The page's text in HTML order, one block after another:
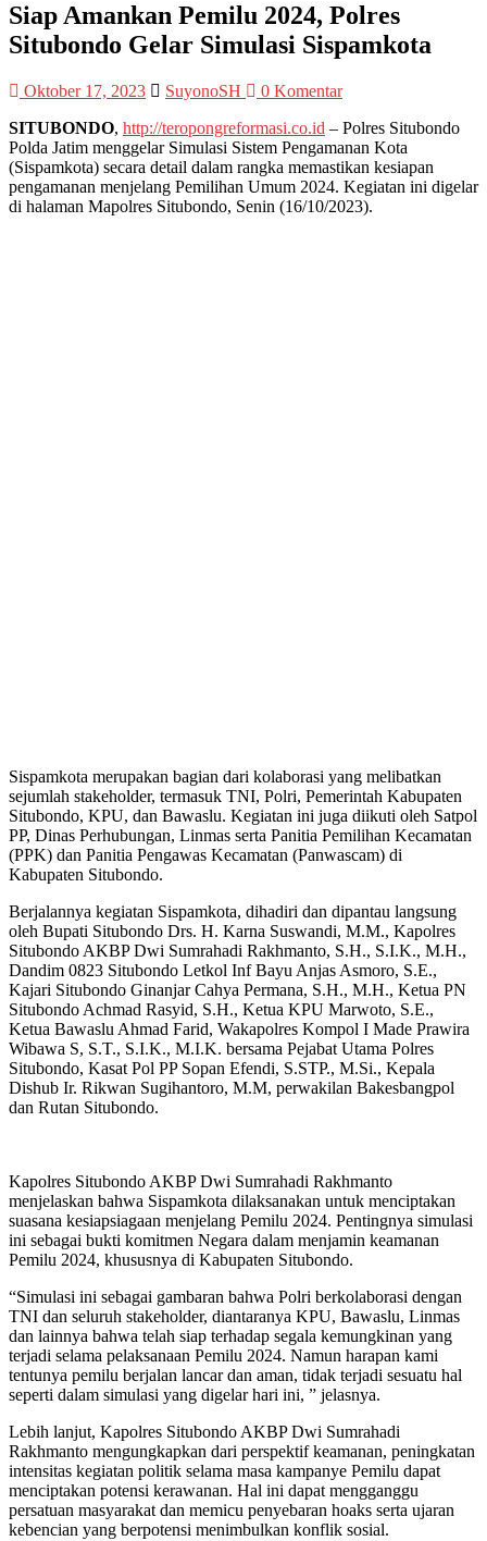
Siap Amankan Pemilu 2024, Polres
Situbondo Gelar Simulasi Sispamkota
Oktober 17, 2023 SuyonoSH
0 Komentar
SITUBONDO, http://teropongreformasi.co.id – Polres Situbondo
Polda Jatim menggelar Simulasi Sistem Pengamanan Kota
(Sispamkota) secara detail dalam rangka memastikan kesiapan
pengamanan menjelang Pemilihan Umum 2024. Kegiatan ini digelar
di halaman Mapolres Situbondo, Senin (16/10/2023).
Sispamkota merupakan bagian dari kolaborasi yang melibatkan
sejumlah stakeholder, termasuk TNI, Polri, Pemerintah Kabupaten
Situbondo, KPU, dan Bawaslu. Kegiatan ini juga diikuti oleh Satpol
PP, Dinas Perhubungan, Linmas serta Panitia Pemilihan Kecamatan
(PPK) dan Panitia Pengawas Kecamatan (Panwascam) di
Kabupaten Situbondo.
Berjalannya kegiatan Sispamkota, dihadiri dan dipantau langsung
oleh Bupati Situbondo Drs. H. Karna Suswandi, M.M., Kapolres
Situbondo AKBP Dwi Sumrahadi Rakhmanto, S.H., S.I.K., M.H.,
Dandim 0823 Situbondo Letkol Inf Bayu Anjas Asmoro, S.E.,
Kajari Situbondo Ginanjar Cahya Permana, S.H., M.H., Ketua PN
Situbondo Achmad Rasyid, S.H., Ketua KPU Marwoto, S.E.,
Ketua Bawaslu Ahmad Farid, Wakapolres Kompol I Made Prawira
Wibawa S, S.T., S.I.K., M.I.K. bersama Pejabat Utama Polres
Situbondo, Kasat Pol PP Sopan Efendi, S.STP., M.Si., Kepala
Dishub Ir. Rikwan Sugihantoro, M.M, perwakilan Bakesbangpol
dan Rutan Situbondo.
Kapolres Situbondo AKBP Dwi Sumrahadi Rakhmanto
menjelaskan bahwa Sispamkota dilaksanakan untuk menciptakan
suasana kesiapsiagaan menjelang Pemilu 2024. Pentingnya simulasi
ini sebagai bukti komitmen Negara dalam menjamin keamanan
Pemilu 2024, khususnya di Kabupaten Situbondo.
“Simulasi ini sebagai gambaran bahwa Polri berkolaborasi dengan
TNI dan seluruh stakeholder, diantaranya KPU, Bawaslu, Linmas
dan lainnya bahwa telah siap terhadap segala kemungkinan yang
terjadi selama pelaksanaan Pemilu 2024. Namun harapan kami
tentunya pemilu berjalan lancar dan aman, tidak terjadi sesuatu hal
seperti dalam simulasi yang digelar hari ini, ” jelasnya.
Lebih lanjut, Kapolres Situbondo AKBP Dwi Sumrahadi
Rakhmanto mengungkapkan dari perspektif keamanan, peningkatan
intensitas kegiatan politik selama masa kampanye Pemilu dapat
menciptakan potensi kerawanan. Hal ini dapat mengganggu
persatuan masyarakat dan memicu penyebaran hoaks serta ujaran
kebencian yang berpotensi menimbulkan konflik sosial.